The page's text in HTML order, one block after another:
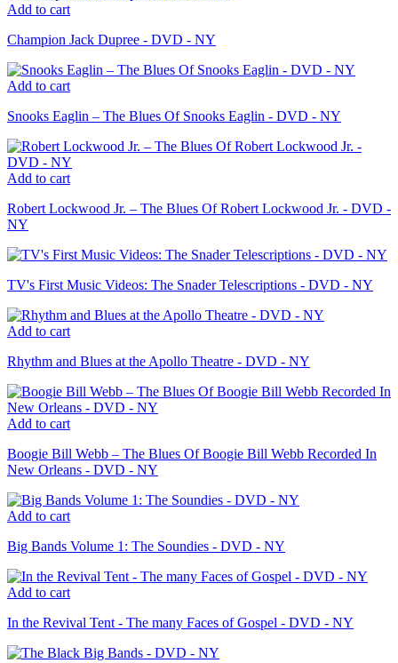
Add to cart
Champion Jack Dupree - DVD - NY
Add to cart
Snooks Eaglin – The Blues Of Snooks Eaglin - DVD - NY
Add to cart
Robert Lockwood Jr. – The Blues Of Robert Lockwood Jr. - DVD -
NY
TV's First Music Videos: The Snader Telescriptions - DVD - NY
Add to cart
Rhythm and Blues at the Apollo Theatre - DVD - NY
Add to cart
Boogie Bill Webb – The Blues Of Boogie Bill Webb Recorded In
New Orleans - DVD - NY
Add to cart
Big Bands Volume 1: The Soundies - DVD - NY
Add to cart
In the Revival Tent - The many Faces of Gospel - DVD - NY